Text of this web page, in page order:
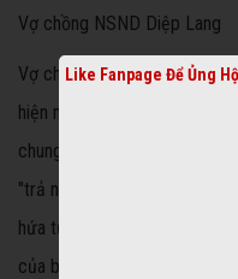
Vợ chồng NSND Diệp Lang
Vợ chồng NSƯT Bảo Quốc
hiện một buổi tiệc nhỏ mời
chung vui "tăng hai" của lễ
"trả nợ" một số chương trình
hứa từ năm ngoái. "Sau cơn
của bà xã, tôi đã thật sự
Like Fanpage Để Ủng